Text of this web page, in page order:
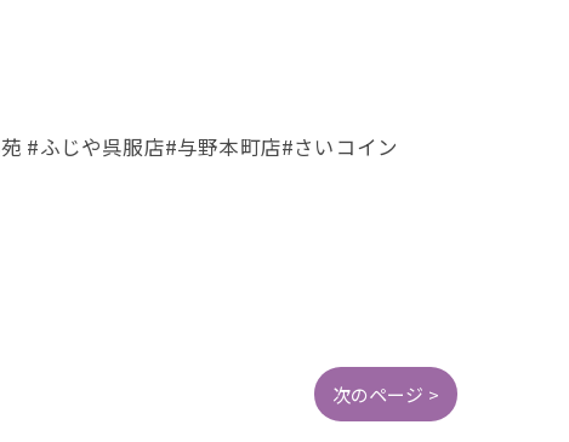
#ふじや呉服店#与野本町店#さいコイン
次のページ >